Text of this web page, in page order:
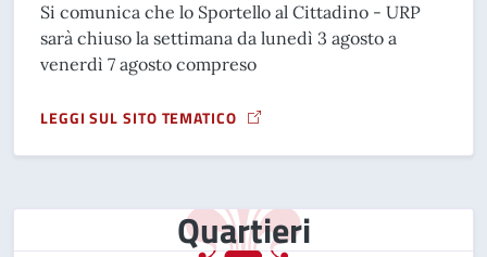
Si comunica che lo Sportello al Cittadino - URP
sarà chiuso la settimana da lunedì 3 agosto a
venerdì 7 agosto compreso
LEGGI SUL SITO TEMATICO
A PROPOSITO DI CHIUSURA SPORTELLO AL CITTADINO-URP
Quartieri